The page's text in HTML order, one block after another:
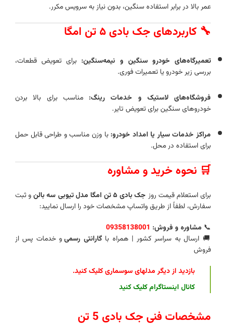
عمر بالا در برابر استفاده سنگین، بدون نیاز به سرویس مکرر.
🔧 کاربردهای جک بادی ۵ تن امگا
تعمیرگاه‌های خودرو سنگین و نیمه‌سنگین: برای تعویض قطعات،
بررسی زیر خودرو یا تعمیرات فوری.
فروشگاه‌های لاستیک و خدمات رینگ: مناسب برای بالا بردن
خودروهای سنگین برای تعویض تایر.
مراکز خدمات سیار یا امداد خودرو: با وزن مناسب و طراحی قابل حمل
برای استفاده در محل.
🛒 نحوه خرید و مشاوره
برای استعلام قیمت روز جک بادی ۵ تن امگا مدل تیوبی سه بالن
و ثبت
سفارش، لطفاً از طریق واتساپ مشخصات خود را ارسال نمایید:
📞 مشاوره و فروش: 09358138001
🚚 ارسال به سراسر کشور | همراه باگارانتی رسمیو خدمات پس از
فروش
بازدید از دیگر مدلهای سوسماری کلیک کنید.
کانال اینستاگرام کلیک کنید
مشخصات فنی جک بادی 5 تن